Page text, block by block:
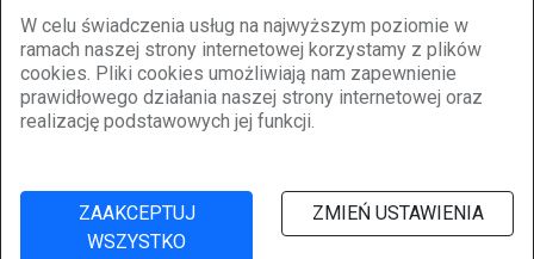
W celu świadczenia usług na najwyższym poziomie w
ramach naszej strony internetowej korzystamy z plików
cookies. Pliki cookies umożliwiają nam zapewnienie
prawidłowego działania naszej strony internetowej oraz
realizację podstawowych jej funkcji.
ZAAKCEPTUJ
WSZYSTKO
ZMIEŃ USTAWIENIA
Cookies
Reklama
BBiletomania